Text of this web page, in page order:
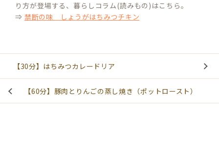
り方が登場する、暮らしコラム(読みもの)はこちら。
⇒禁断の味 しょうがはちみつチキン
【30分】はちみつカレードリア
【60分】豚肉とりんごの蒸し焼き（ポットロースト）